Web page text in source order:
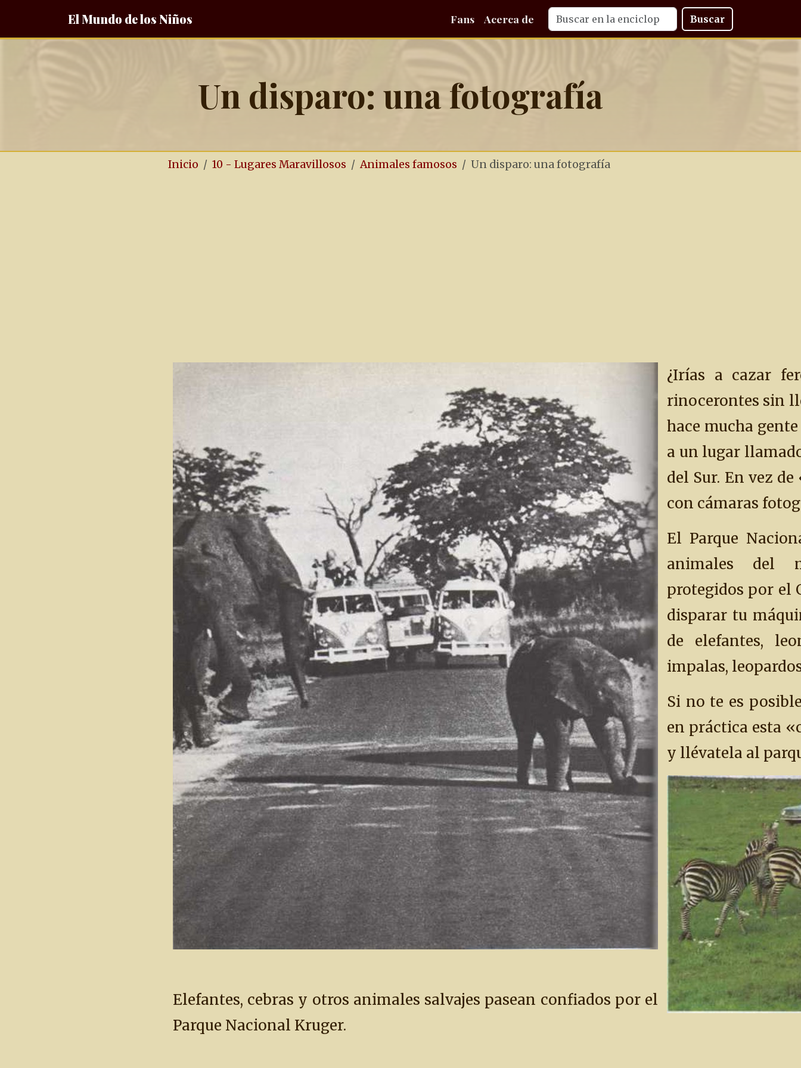
El Mundo de los Niños Fans Acerca de Buscar
Un disparo: una fotografía
Inicio 10 - Lugares Maravillosos Animales famosos Un disparo: una fotografía
Elefantes, cebras y otros animales salvajes pasean confiados por el
Parque Nacional Kruger.
¿Irías a cazar
rinocerontes sin
hace mucha
a un lugar
del Sur. En vez
con cámaras
El Parque
animales del
protegidos por el
disparar tu
de elefantes,
impalas,
Si no te es
en práctica esta
y llévatela al